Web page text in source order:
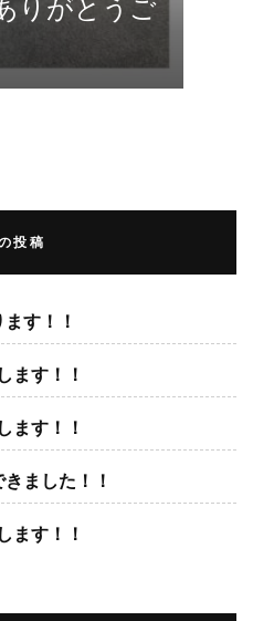
投稿
す！！
ます！！
ます！！
ました！！
ます！！